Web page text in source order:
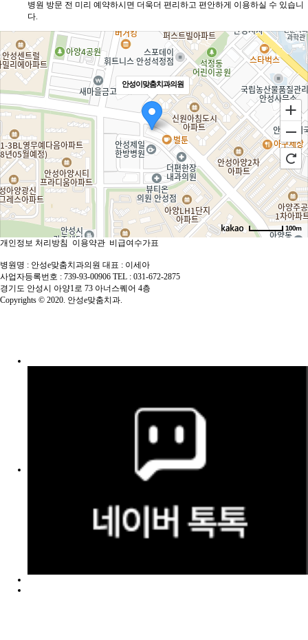
병원 방문 전 미리 예약하시면 더욱더 편리하고 편안하게 이용하실 수 있습니
다.
안성이맞춤치과의원
100m
개인정보 처리방침 이용약관 비급여수가표
병원명 : 안성e맞춤치과의원 대표 : 이세아
사업자등록번호 : 739-93-00906 TEL : 031-672-2875
경기도 안성시 아양1로 73 아너스퀘어 4층
Copyrights © 2020. 안성e맞춤치과.